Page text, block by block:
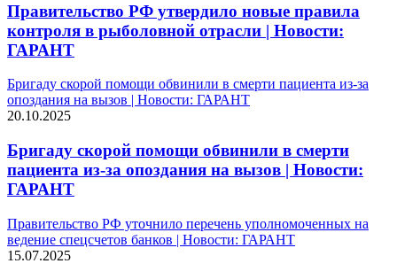
Правительство РФ утвердило новые правила
контроля в рыболовной отрасли | Новости:
ГАРАНТ
Бригаду скорой помощи обвинили в смерти пациента из-за
опоздания на вызов | Новости: ГАРАНТ
20.10.2025
Бригаду скорой помощи обвинили в смерти
пациента из-за опоздания на вызов | Новости:
ГАРАНТ
Правительство РФ уточнило перечень уполномоченных на
ведение спецсчетов банков | Новости: ГАРАНТ
15.07.2025